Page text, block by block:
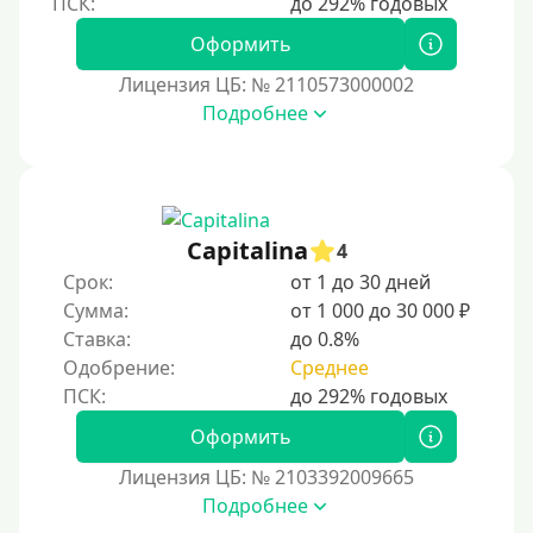
Пенсионерам до 75 лет
Пенсионерам до 80 лет
Пенсионерам до 85 лет
Без упоминания места трудоустройства
Для иностранных граждан
Для лиц, имеющих гражданство других государств,
находящихся на территории Украины
Для граждан других стран, проживающих в
Казахстане
Для граждан других стран, прибывающих в
Для граждан Таджикистана, проживающих за
Оформить
Лицензия ЦБ: № 2110573000002
Подробнее
Capitalina
4
Срок:
от 1 до 30 дней
Сумма:
от 1 000 до 30 000 ₽
Ставка:
до 0.8%
Одобрение:
Среднее
Оформить
Лицензия ЦБ: № 2103392009665
Подробнее